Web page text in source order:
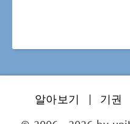
알아보기 | 기권